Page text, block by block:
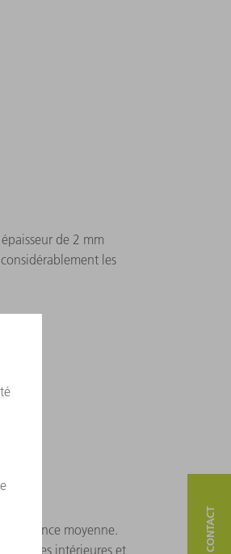
de 2 mm
les
moyenne.
intérieures et